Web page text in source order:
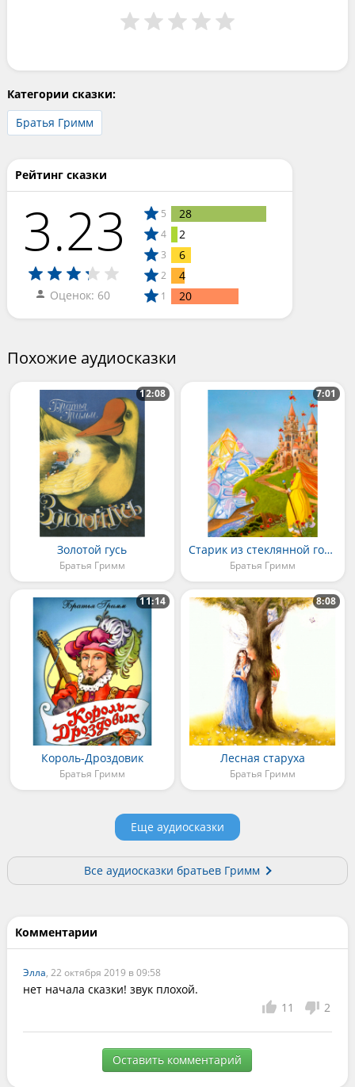
Категории сказки:
Братья Гримм
Рейтинг сказки
3.23
Оценок: 60
5 28
4 2
3 6
2 4
1 20
Похожие аудиосказки
Золотой гусь
Братья Гримм
12:08
Старик из стеклянной горы
Братья Гримм
7:01
Король-Дроздовик
Братья Гримм
11:14
Лесная старуха
Братья Гримм
8:08
Еще аудиосказки
Все аудиосказки братьев Гримм
Комментарии
Элла, 22 октября 2019 в 09:58
нет начала сказки! звук плохой.
11
2
Оставить комментарий